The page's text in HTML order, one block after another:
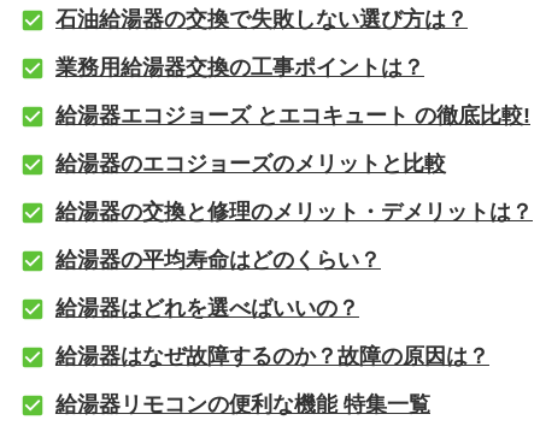
石油給湯器の交換で失敗しない選び方は？
業務用給湯器交換の工事ポイントは？
給湯器エコジョーズ とエコキュート の徹底比較!
給湯器のエコジョーズのメリットと比較
給湯器の交換と修理のメリット・デメリットは？
給湯器の平均寿命はどのくらい？
給湯器はどれを選べばいいの？
給湯器はなぜ故障するのか？故障の原因は？
給湯器リモコンの便利な機能 特集一覧